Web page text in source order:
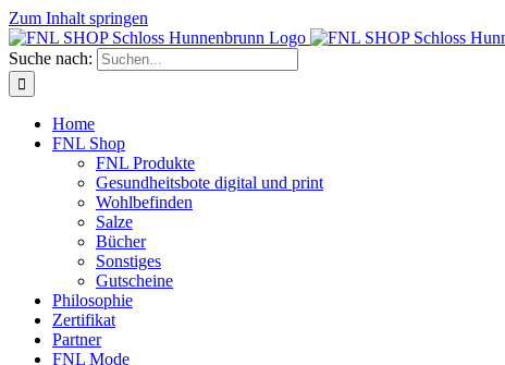
Zum Inhalt springen
Suche nach:
Home
FNL Shop
FNL Produkte
Gesundheitsbote digital und print
Wohlbefinden
Salze
Bücher
Sonstiges
Gutscheine
Philosophie
Zertifikat
Partner
FNL Mode